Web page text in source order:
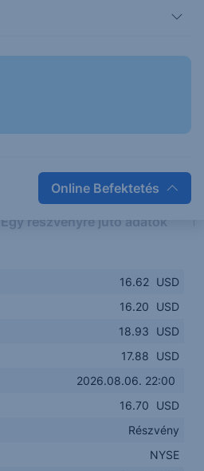
Online Befektetés
Egy részvényre jutó adatok
16.62 USD
16.20
USD
18.93
USD
17.88
USD
2026.08.06. 22:00
16.70
USD
Részvény
NYSE